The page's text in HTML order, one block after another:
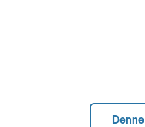
Denne